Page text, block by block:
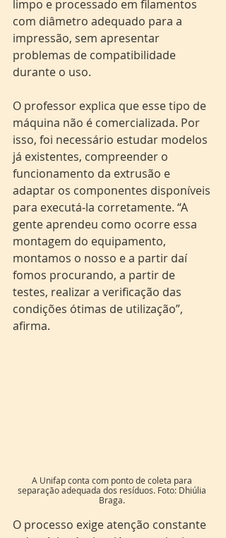
limpo e processado em filamentos
com diâmetro adequado para a
impressão, sem apresentar
problemas de compatibilidade
durante o uso.
O professor explica que esse tipo de
máquina não é comercializada. Por
isso, foi necessário estudar modelos
já existentes, compreender o
funcionamento da extrusão e
adaptar os componentes disponíveis
para executá-la corretamente. “A
gente aprendeu como ocorre essa
montagem do equipamento,
montamos o nosso e a partir daí
fomos procurando, a partir de
testes, realizar a verificação das
condições ótimas de utilização”,
afirma.
A Unifap conta com ponto de coleta para
separação adequada dos resíduos. Foto: Dhiúlia
Braga.
O processo exige atenção constante